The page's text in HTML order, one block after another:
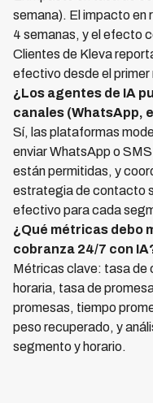
semana). El impacto en
4 semanas, y el efecto
Clientes de Kleva
efectivo desde el primer
¿Los agentes de IA
canales (WhatsApp,
Sí, las plataformas
enviar WhatsApp o
están permitidas, y
estrategia de contacto
efectivo para cada
¿Qué métricas debo
cobranza 24/7 con
Métricas clave: tasa
horaria, tasa de
promesas, tiempo
peso recuperado, y
segmento y horario.